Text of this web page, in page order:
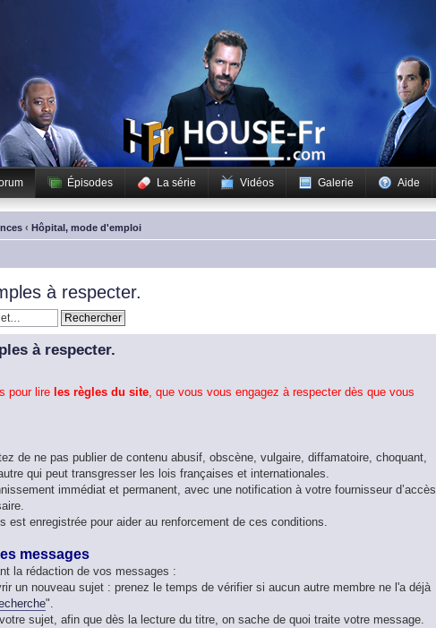
Épisodes La série Vidéos Galerie Aide
‹ Hôpital, mode d'emploi
à respecter.
à respecter.
pour lire les règles du site, que vous vous engagez à respecter dès que vous
de ne pas publier de contenu abusif, obscène, vulgaire, diffamatoire, choquant,
qui peut transgresser les lois françaises et internationales.
immédiat et permanent, avec une notification à votre fournisseur
est enregistrée pour aider au renforcement de ces conditions.
messages
la rédaction de vos messages :
un nouveau sujet : prenez le temps de vérifier si aucun autre membre ne l'a déjà
".
sujet, afin que dès la lecture du titre, on sache de quoi traite votre message.